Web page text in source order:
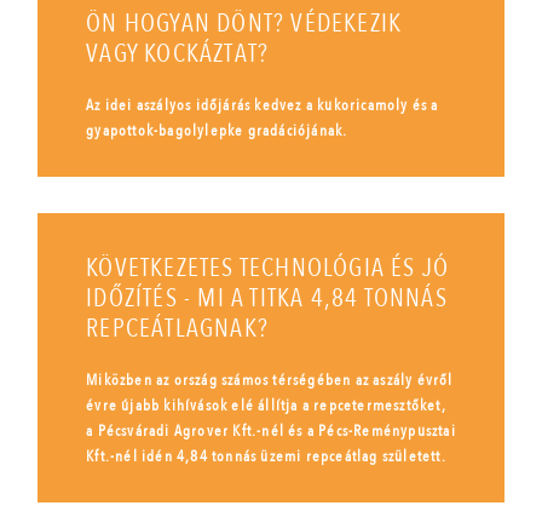
ÖN HOGYAN DÖNT? VÉDEKEZIK
VAGY KOCKÁZTAT?
Az idei aszályos időjárás kedvez a kukoricamoly és a
gyapottok-bagolylepke gradációjának.
KÖVETKEZETES TECHNOLÓGIA ÉS JÓ
IDŐZÍTÉS - MI A TITKA 4,84 TONNÁS
REPCEÁTLAGNAK?
Miközben az ország számos térségében az aszály évről
évre újabb kihívások elé állítja a repcetermesztőket,
a Pécsváradi Agrover Kft.-nél és a Pécs-Reménypusztai
Kft.-nél idén 4,84 tonnás üzemi repceátlag született.